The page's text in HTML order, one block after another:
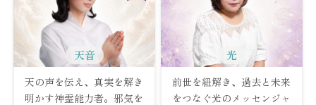
天音
天の声を伝え、真実を解き
明かす神霊能力者。邪気を
光
前世を紐解き、過去と未来
をつなぐ光のメッセンジャ